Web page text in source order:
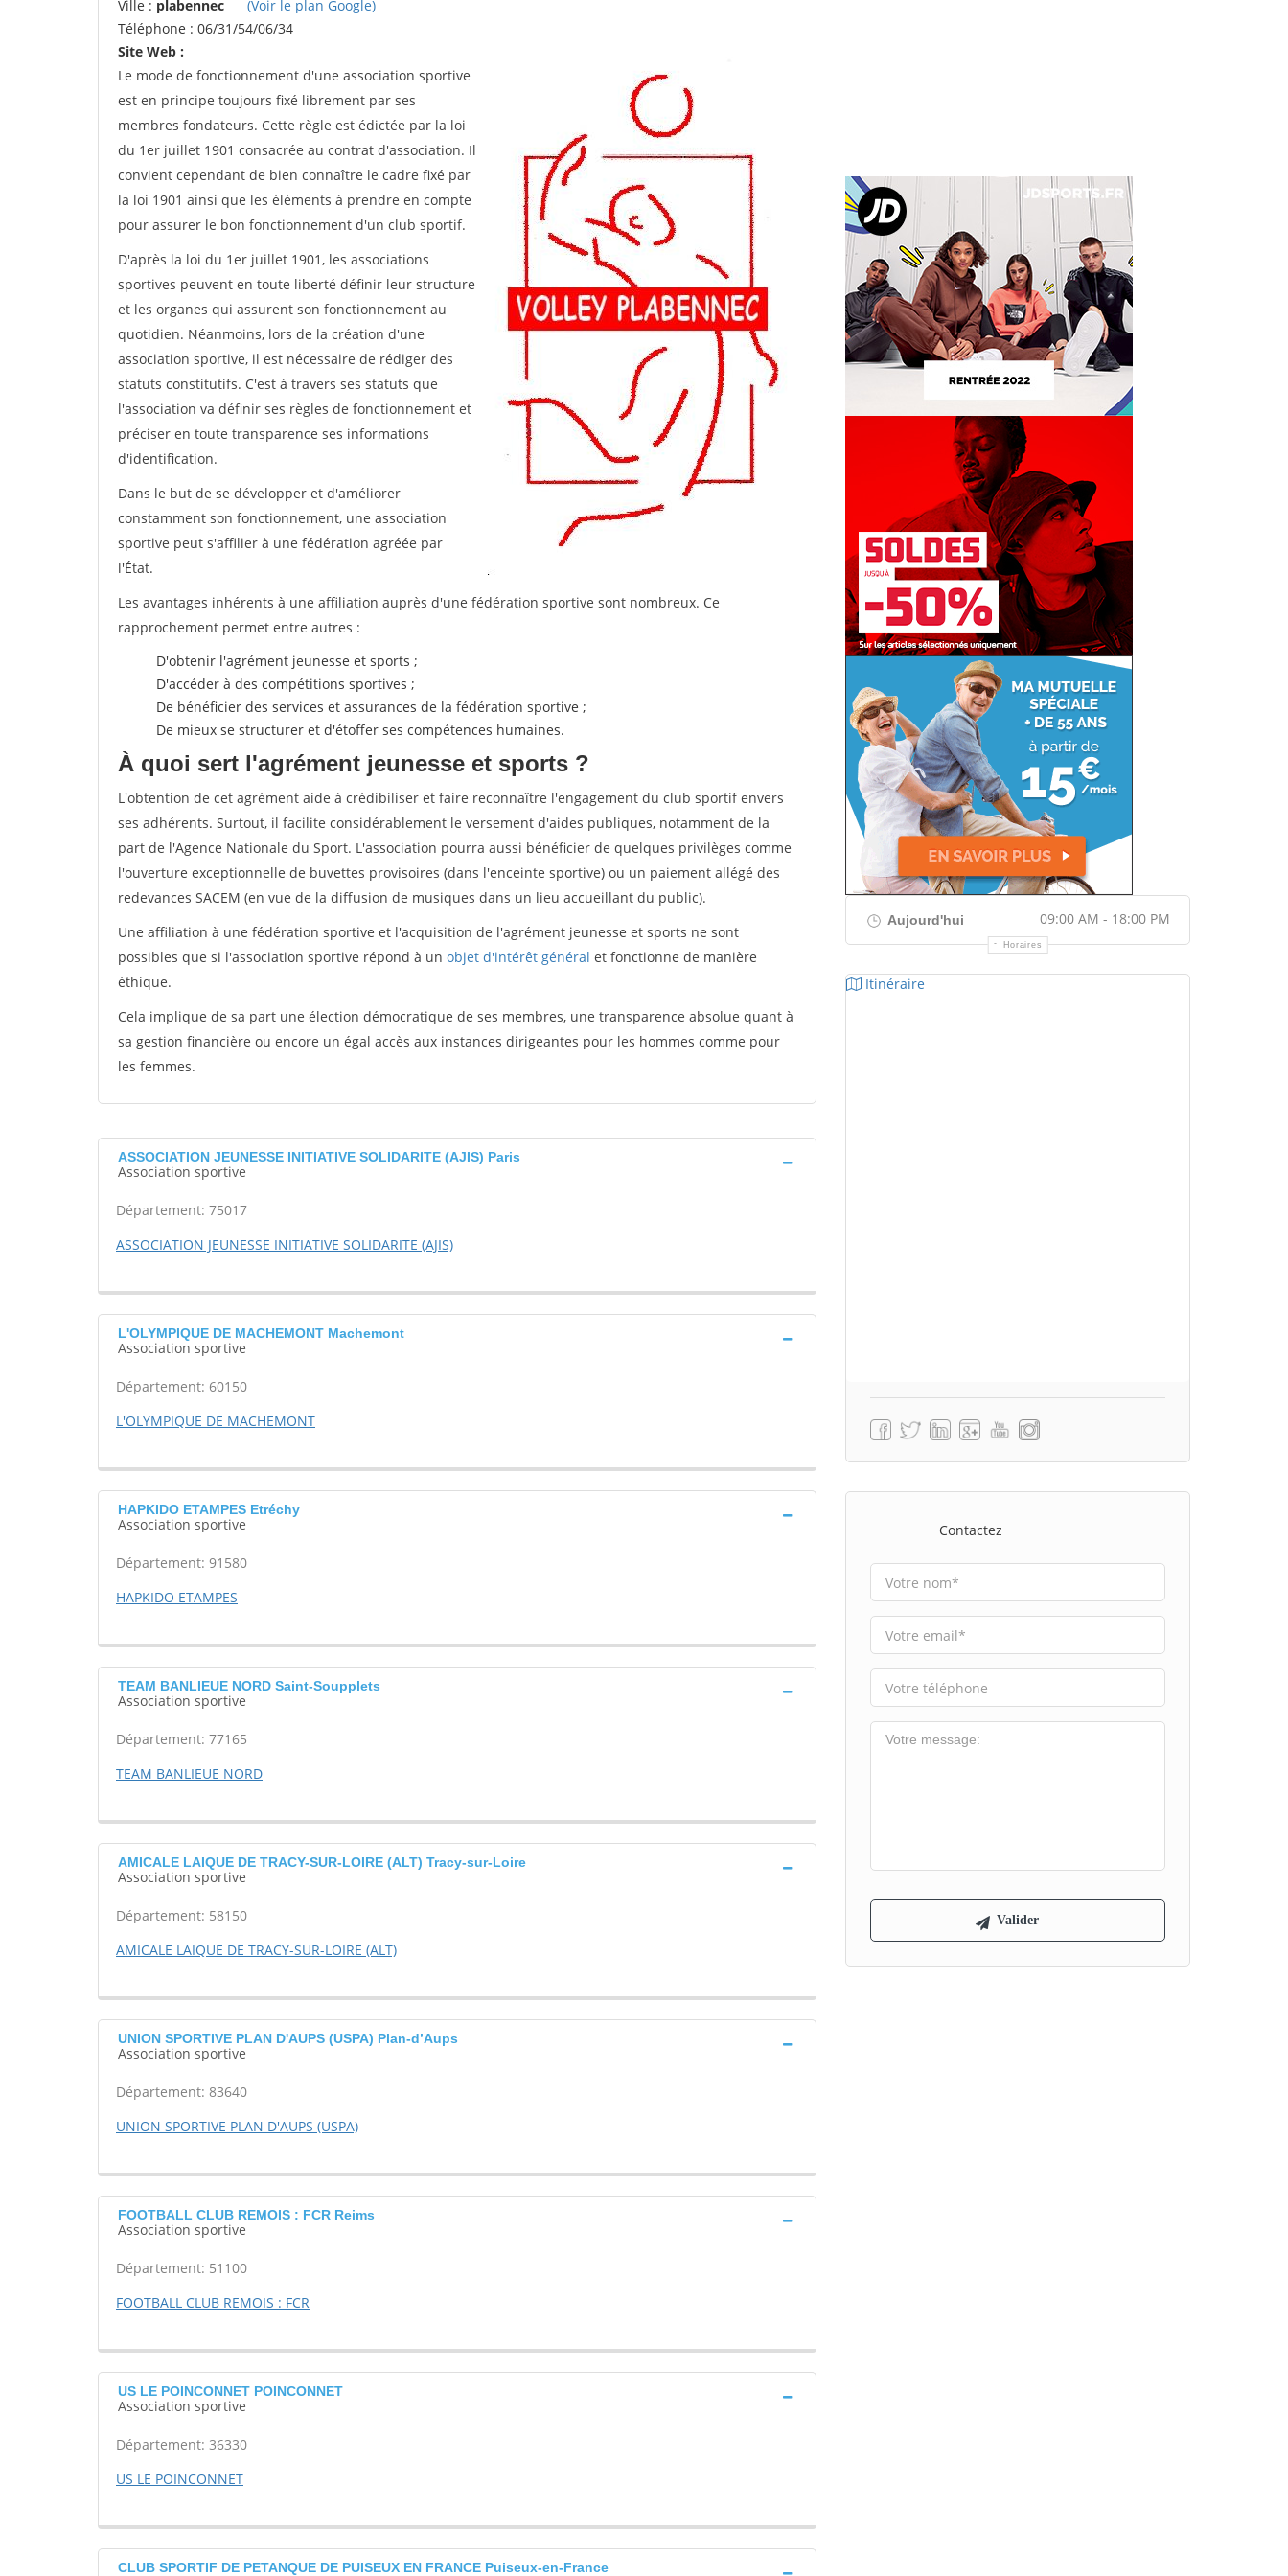
Ville : plabennec
(Voir le plan Google)
Téléphone : 06/31/54/06/34
Site Web :
Le mode de fonctionnement d'une association sportive
est en principe toujours fixé librement par ses
membres fondateurs. Cette règle est édictée par la loi
du 1er juillet 1901 consacrée au contrat d'association. Il
convient cependant de bien connaître le cadre fixé par
la loi 1901 ainsi que les éléments à prendre en compte
pour assurer le bon fonctionnement d'un club sportif.
D'après la loi du 1er juillet 1901, les associations
sportives peuvent en toute liberté définir leur structure
et les organes qui assurent son fonctionnement au
quotidien. Néanmoins, lors de la création d'une
association sportive, il est nécessaire de rédiger des
statuts constitutifs. C'est à travers ses statuts que
l'association va définir ses règles de fonctionnement et
préciser en toute transparence ses informations
d'identification.
Dans le but de se développer et d'améliorer
constamment son fonctionnement, une association
sportive peut s'affilier à une fédération agréée par
l'État.
Les avantages inhérents à une affiliation auprès d'une fédération sportive sont nombreux. Ce
rapprochement permet entre autres :
D'obtenir l'agrément jeunesse et sports ;
D'accéder à des compétitions sportives ;
De bénéficier des services et assurances de la fédération sportive ;
De mieux se structurer et d'étoffer ses compétences humaines.
À quoi sert l'agrément jeunesse et sports ?
L'obtention de cet agrément aide à crédibiliser et faire reconnaître l'engagement du club sportif envers
ses adhérents. Surtout, il facilite considérablement le versement d'aides publiques, notamment de la
part de l'Agence Nationale du Sport. L'association pourra aussi bénéficier de quelques privilèges comme
l'ouverture exceptionnelle de buvettes provisoires (dans l'enceinte sportive) ou un paiement allégé des
redevances SACEM (en vue de la diffusion de musiques dans un lieu accueillant du public).
Une affiliation à une fédération sportive et l'acquisition de l'agrément jeunesse et sports ne sont
possibles que si l'association sportive répond à un objet d'intérêt général et fonctionne de manière
éthique.
Cela implique de sa part une élection démocratique de ses membres, une transparence absolue quant à
sa gestion financière ou encore un égal accès aux instances dirigeantes pour les hommes comme pour
les femmes.
ASSOCIATION JEUNESSE INITIATIVE SOLIDARITE (AJIS) Paris
Association sportive
Département: 75017
ASSOCIATION JEUNESSE INITIATIVE SOLIDARITE (AJIS)
L'OLYMPIQUE DE MACHEMONT Machemont
Association sportive
Département: 60150
L'OLYMPIQUE DE MACHEMONT
HAPKIDO ETAMPES Etréchy
Association sportive
Département: 91580
HAPKIDO ETAMPES
TEAM BANLIEUE NORD Saint-Soupplets
Association sportive
Département: 77165
TEAM BANLIEUE NORD
AMICALE LAIQUE DE TRACY-SUR-LOIRE (ALT) Tracy-sur-Loire
Association sportive
Département: 58150
AMICALE LAIQUE DE TRACY-SUR-LOIRE (ALT)
UNION SPORTIVE PLAN D'AUPS (USPA) Plan-d’Aups
Association sportive
Département: 83640
UNION SPORTIVE PLAN D'AUPS (USPA)
FOOTBALL CLUB REMOIS : FCR Reims
Association sportive
Département: 51100
FOOTBALL CLUB REMOIS : FCR
US LE POINCONNET POINCONNET
Association sportive
Département: 36330
US LE POINCONNET
CLUB SPORTIF DE PETANQUE DE PUISEUX EN FRANCE Puiseux-en-France
Aujourd'hui 09:00 AM - 18:00 PM
Horaires
Itinéraire
Contactez